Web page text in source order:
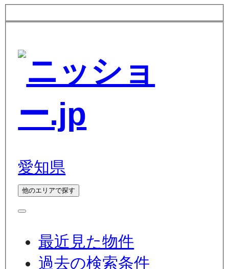
愛知県
他のエリアで探す
最近見た物件
過去の検索条件